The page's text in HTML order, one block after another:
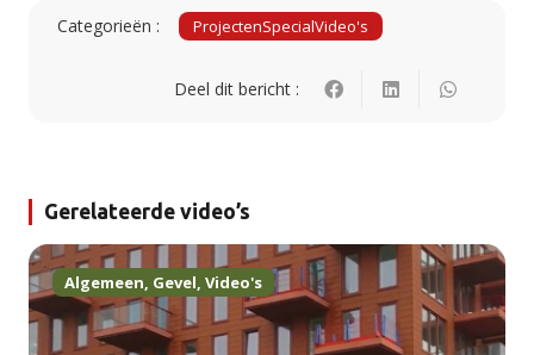
Categorieën : ProjectenSpecialVideo's
Deel dit bericht :
Gerelateerde video’s
Algemeen, Gevel, Video's